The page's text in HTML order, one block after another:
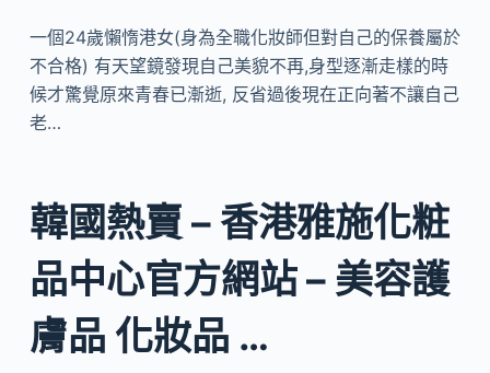
一個24歲懶惰港女(身為全職化妝師但對自己的保養屬於
不合格) 有天望鏡發現自己美貌不再,身型逐漸走樣的時
候才驚覺原來青春已漸逝, 反省過後現在正向著不讓自己
老…
韓國熱賣 – 香港雅施化粧
品中心官方網站 – 美容護
膚品 化妝品 …